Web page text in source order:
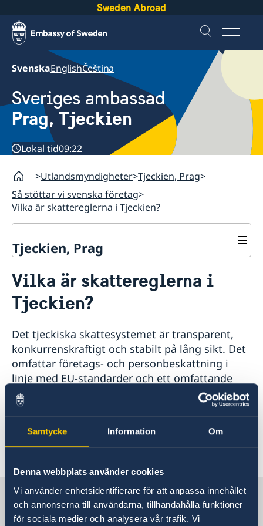
Samtycke Information Om
Denna webbplats använder cookies
Vi använder enhetsidentifierare för att anpassa innehållet
och annonserna till användarna, tillhandahålla funktioner
för sociala medier och analysera vår trafik. Vi
Sweden Abroad
SvenskaEnglishČeština
Sveriges ambassad
Prag, Tjeckien
Lokal tid09:22
Utlandsmyndigheter Tjeckien, Prag
Så stöttar vi svenska företag
Vilka är skattereglerna i Tjeckien?
Tjeckien, Prag
Om oss
Ambassadören
Försvarsavdelningen
Dataskyddspolicy (GDPR)
Så stöttar vi svenska företag
Team Sweden
Så kan du få stöd
Svenska företag i Tjeckien
Anmäl handelshinder
Nyheter
Adventsgudstjänst på svenska
Filmvisning under bar himmel: Hammarskjöld
Praktikant sökes!
Nya statsråd på Utrikesdepartementet
Regeringens prioriteringar i utrikes- och
säkerhetspolitiken med anledning av Sveriges
medlemskap i Nato
Regeringens prioriteringar i utrikesdeklarationen
Luciakonsert i Strahovklostret
Praktikant till Sveriges ambassad i Prag
höstterminen 2024
Filmvisning under bar himmel: Erotikon
Nyhetsbrev - Svenskar i världen
Vilka är skattereglerna i
Tjeckien?
Det tjeckiska skattesystemet är transparent,
konkurrenskraftigt och stabilt på lång sikt. Det
omfattar företags- och personbeskattning i
linje med EU-standarder och ett omfattande
nätverk av dubbelbeskattningsavtal.
Regelverket ger säkerhet för långsiktig
Senast uppdaterad 19 dec. 2025, 09.42
Sverige i Tjeckien